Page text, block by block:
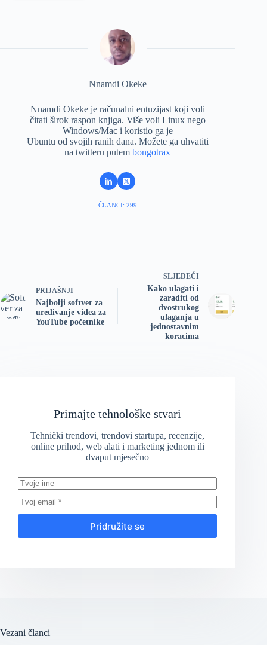
Nnamdi Okeke
Nnamdi Okeke je računalni entuzijast koji voli
čitati širok raspon knjiga. Više voli Linux nego
Windows/Mac i koristio ga je
Ubuntu od svojih ranih dana. Možete ga uhvatiti
na twitteru putembongotrax
ČLANCI: 299
PRIJAŠNJI
Najbolji softver za
uređivanje videa za
YouTube početnike
SLJEDEĆI
Kako ulagati i
zaraditi od
dvostrukog
ulaganja u
jednostavnim
koracima
Primajte tehnološke stvari
Tehnički trendovi, trendovi startupa, recenzije,
online prihod, web alati i marketing jednom ili
dvaput mjesečno
Pridružite se
Vezani članci